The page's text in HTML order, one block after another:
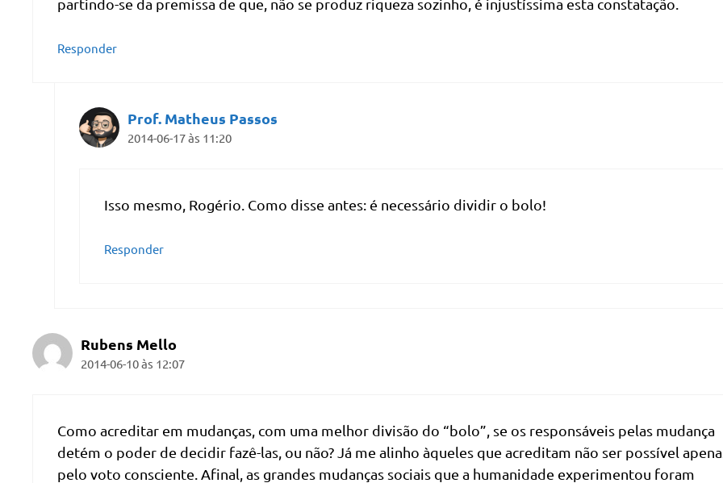
partindo-se da premissa de que, não se produz riqueza sozinho, é injustíssima esta constatação.
Responder
Prof. Matheus Passos
2014-06-17 às 11:20
Isso mesmo, Rogério. Como disse antes: é necessário dividir o bolo!
Responder
Rubens Mello
2014-06-10 às 12:07
Como acreditar em mudanças, com uma melhor divisão do “bolo”, se os responsáveis pelas mudança
detém o poder de decidir fazê-las, ou não? Já me alinho àqueles que acreditam não ser possível
pelo voto consciente. Afinal, as grandes mudanças sociais que a humanidade experimentou foram